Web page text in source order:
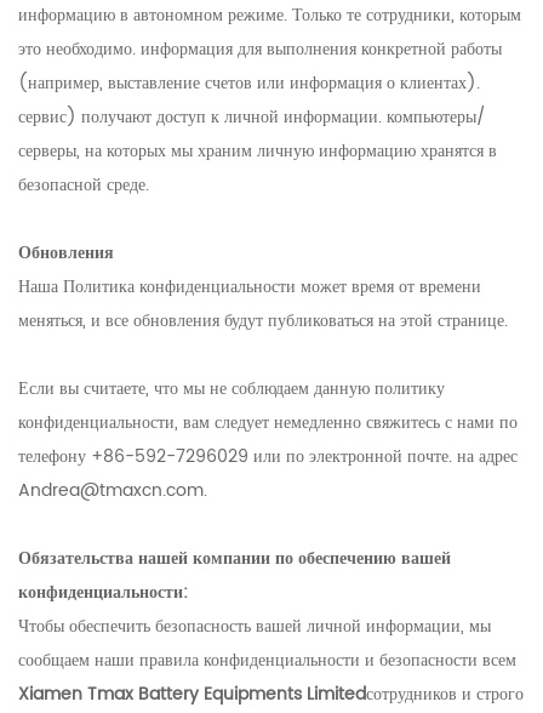
информацию в автономном режиме. Только те сотрудники, которым
это необходимо. информация для выполнения конкретной работы
(например, выставление счетов или информация о клиентах).
сервис) получают доступ к личной информации. компьютеры/
серверы, на которых мы храним личную информацию хранятся в
безопасной среде.
Обновления
Наша Политика конфиденциальности может время от времени
меняться, и все обновления будут публиковаться на этой странице.
Если вы считаете, что мы не соблюдаем данную политику
конфиденциальности, вам следует немедленно свяжитесь с нами по
телефону +86-592-7296029 или по электронной почте. на адрес
Andrea@tmaxcn.com.
Обязательства нашей компании по обеспечению вашей
конфиденциальности:
Чтобы обеспечить безопасность вашей личной информации, мы
сообщаем наши правила конфиденциальности и безопасности всем
Xiamen Tmax Battery Equipments Limitedсотрудников и строго